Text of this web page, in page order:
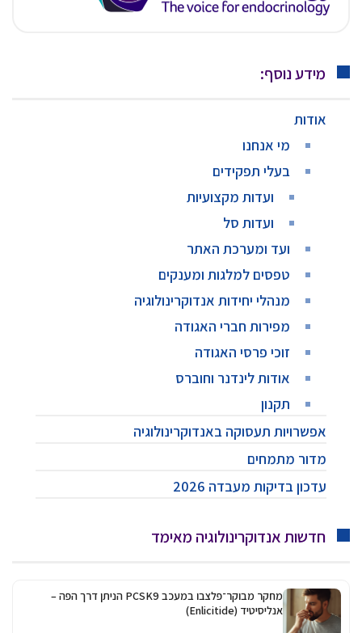
מידע נוסף:
אודות
מי אנחנו
בעלי תפקידים
ועדות מקצועיות
ועדות סל
ועד ומערכת האתר
טפסים למלגות ומענקים
מנהלי יחידות אנדוקרינולוגיה
מפירות חברי האגודה
זוכי פרסי האגודה
אודות לינדנר וחוברס
תקנון
אפשרויות תעסוקה באנדוקרינולוגיה
מדור מתמחים
עדכון בדיקות מעבדה 2026
חדשות אנדוקרינולוגיה מאימד
מחקר מבוקר־פלצבו במעכב PCSK9 הניתן דרך הפה –
אנליסיטיד (Enlicitide)